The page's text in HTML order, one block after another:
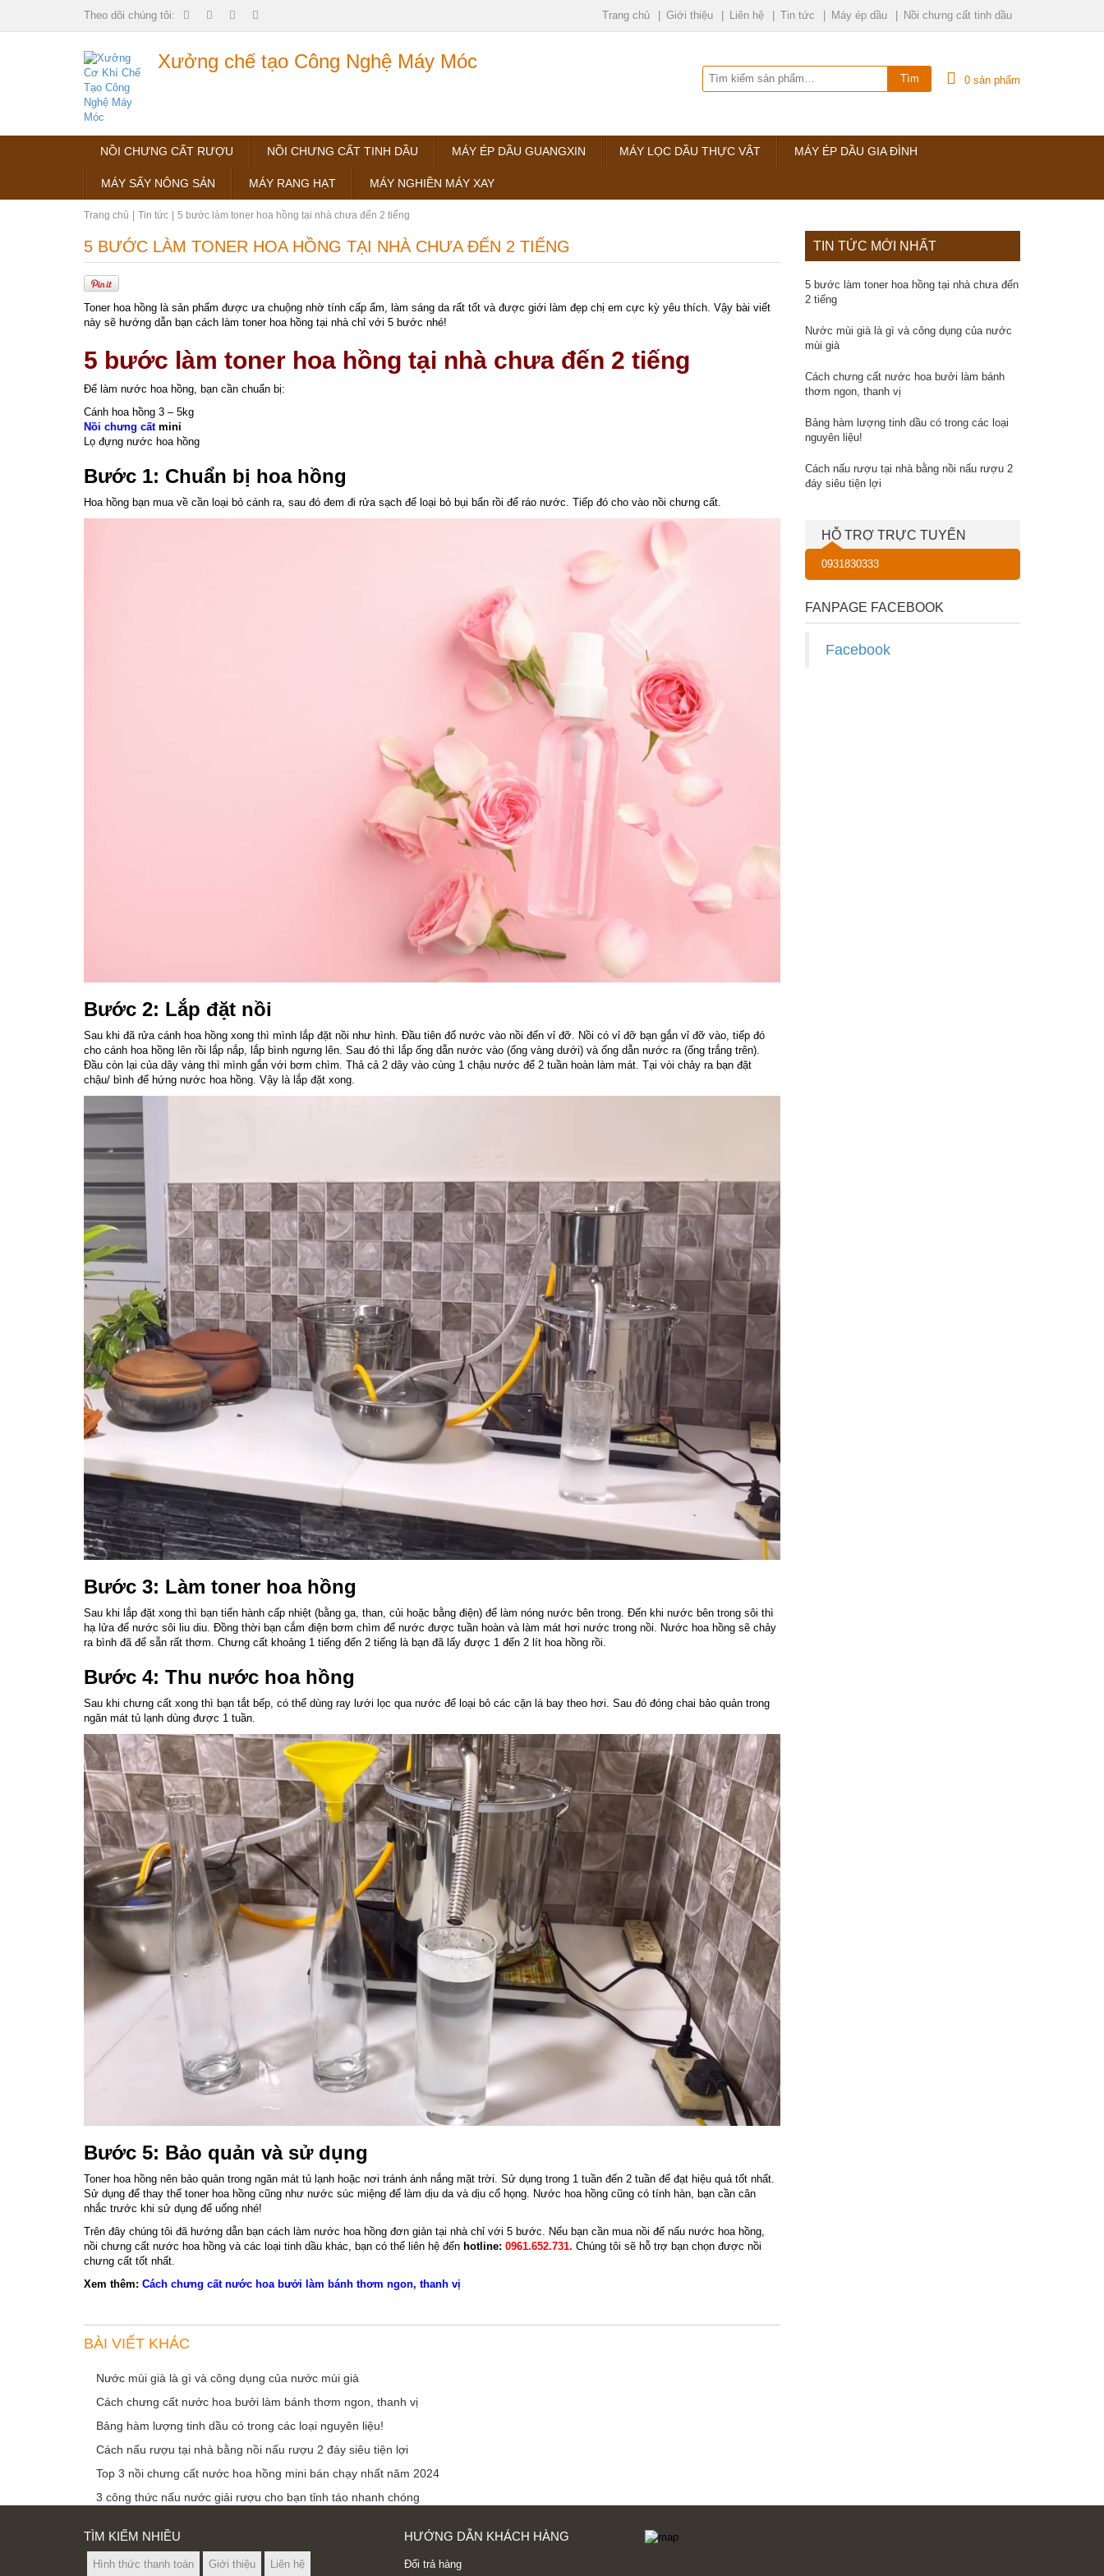
Theo dõi chúng tôi: Trang chủ Giới thiệu Liên hệ Tin tức Máy ép dầu Nồi chưng cất tinh dầu
Xưởng chế tạo Công Nghệ Máy Móc
0 sản phẩm
NỒI CHƯNG CẤT RƯỢU NỒI CHƯNG CẤT TINH DẦU MÁY ÉP DẦU GUANGXIN MÁY LỌC DẦU THỰC VẬT MÁY ÉP DẦU GIA ĐÌNH
MÁY SẤY NÔNG SẢN MÁY RANG HẠT MÁY NGHIỀN MÁY XAY
Trang chủ Tin tức 5 bước làm toner hoa hồng tại nhà chưa đến 2 tiếng
5 BƯỚC LÀM TONER HOA HỒNG TẠI NHÀ CHƯA ĐẾN 2 TIẾNG
Toner hoa hồng là sản phẩm được ưa chuộng nhờ tính cấp ẩm, làm sáng da rất tốt và được giới làm đẹp chị em cực kỳ yêu thích. Vậy bài viết
này sẽ hướng dẫn bạn cách làm toner hoa hồng tại nhà chỉ với 5 bước nhé!
5 bước làm toner hoa hồng tại nhà chưa đến 2 tiếng
Để làm nước hoa hồng, bạn cần chuẩn bị:
Cánh hoa hồng 3 – 5kg
Nồi chưng cất mini
Lọ đựng nước hoa hồng
Bước 1: Chuẩn bị hoa hồng
Hoa hồng bạn mua về cần loại bỏ cánh ra, sau đó đem đi rửa sạch để loại bỏ bụi bẩn rồi để ráo nước. Tiếp đó cho vào nồi chưng cất.
Bước 2: Lắp đặt nồi
Sau khi đã rửa cánh hoa hồng xong thì mình lắp đặt nồi như hình. Đầu tiên đổ nước vào nồi đến vỉ đỡ. Nồi có vỉ đỡ bạn gắn vỉ đỡ vào, tiếp đó
cho cánh hoa hồng lên rồi lắp nắp, lắp bình ngưng lên. Sau đó thì lắp ống dẫn nước vào (ống vàng dưới) và ống dẫn nước ra (ống trắng trên).
Đầu còn lại của dây vàng thì mình gắn với bơm chìm. Thả cả 2 dây vào cùng 1 chậu nước để 2 tuần hoàn làm mát. Tại vòi chảy ra bạn đặt
chậu/ bình để hứng nước hoa hồng. Vậy là lắp đặt xong.
Bước 3: Làm toner hoa hồng
Sau khi lắp đặt xong thì bạn tiến hành cấp nhiệt (bằng ga, than, củi hoặc bằng điện) để làm nóng nước bên trong. Đến khi nước bên trong sôi thì
hạ lửa để nước sôi liu diu. Đồng thời bạn cắm điện bơm chìm để nước được tuần hoàn và làm mát hơi nước trong nồi. Nước hoa hồng sẽ chảy
ra bình đã để sẵn rất thơm. Chưng cất khoảng 1 tiếng đến 2 tiếng là bạn đã lấy được 1 đến 2 lít hoa hồng rồi.
Bước 4: Thu nước hoa hồng
Sau khi chưng cất xong thì bạn tắt bếp, có thể dùng ray lưới lọc qua nước để loại bỏ các cặn lá bay theo hơi. Sau đó đóng chai bảo quản trong
ngăn mát tủ lạnh dùng được 1 tuần.
Bước 5: Bảo quản và sử dụng
Toner hoa hồng nên bảo quản trong ngăn mát tủ lạnh hoặc nơi tránh ánh nắng mặt trời. Sử dụng trong 1 tuần đến 2 tuần để đạt hiệu quả tốt nhất.
Sử dụng để thay thế toner hoa hồng cũng như nước súc miệng để làm dịu da và dịu cổ họng. Nước hoa hồng cũng có tính hàn, bạn cần cân
nhắc trước khi sử dụng để uống nhé!
Trên đây chúng tôi đã hướng dẫn bạn cách làm nước hoa hồng đơn giản tại nhà chỉ với 5 bước. Nếu bạn cần mua nồi để nấu nước hoa hồng,
nồi chưng cất nước hoa hồng và các loại tinh dầu khác, bạn có thể liên hệ đến hotline: 0961.652.731. Chúng tôi sẽ hỗ trợ bạn chọn được nồi
chưng cất tốt nhất.
Xem thêm: Cách chưng cất nước hoa bưởi làm bánh thơm ngon, thanh vị
BÀI VIẾT KHÁC
Nước mùi già là gì và công dụng của nước mùi già
Cách chưng cất nước hoa bưởi làm bánh thơm ngon, thanh vị
Bảng hàm lượng tinh dầu có trong các loại nguyên liệu!
Cách nấu rượu tại nhà bằng nồi nấu rượu 2 đáy siêu tiện lợi
Top 3 nồi chưng cất nước hoa hồng mini bán chạy nhất năm 2024
3 công thức nấu nước giải rượu cho bạn tỉnh táo nhanh chóng
TIN TỨC MỚI NHẤT
5 bước làm toner hoa hồng tại nhà chưa đến
2 tiếng
Nước mùi già là gì và công dụng của nước
mùi già
Cách chưng cất nước hoa bưởi làm bánh
thơm ngon, thanh vị
Bảng hàm lượng tinh dầu có trong các loại
nguyên liệu!
Cách nấu rượu tại nhà bằng nồi nấu rượu 2
đáy siêu tiện lợi
HỖ TRỢ TRỰC TUYẾN
0931830333
FANPAGE FACEBOOK
Facebook
TÌM KIẾM NHIỀU
Hình thức thanh toán Giới thiệu Liên hệ
HƯỚNG DẪN KHÁCH HÀNG
Đổi trả hàng